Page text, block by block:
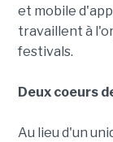
et mobile
travaillent à
festivals.
Deux coeurs
Au lieu d'un